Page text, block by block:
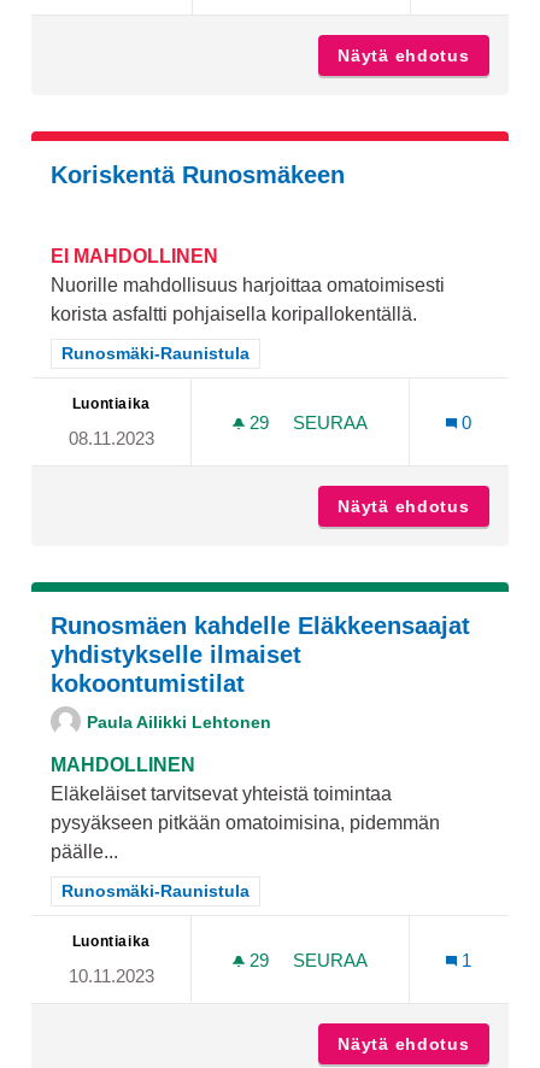
Näytä ehdotus
Koriskentä Runosmäkeen
EI MAHDOLLINEN
Nuorille mahdollisuus harjoittaa omatoimisesti
korista asfaltti pohjaisella koripallokentällä.
Rajaa tulokset teeman mukaan: Runosmäki-Raunistula
Runosmäki-Raunistula
Luontiaika
08.11.2023
29 29 SEURAAJAA
SEURAA
0
Näytä ehdotus
Runosmäen kahdelle Eläkkeensaajat
yhdistykselle ilmaiset
kokoontumistilat
Paula Ailikki Lehtonen
MAHDOLLINEN
Eläkeläiset tarvitsevat yhteistä toimintaa
pysyäkseen pitkään omatoimisina, pidemmän
päälle...
Rajaa tulokset teeman mukaan: Runosmäki-Raunistula
Runosmäki-Raunistula
Luontiaika
10.11.2023
29 29 SEURAAJAA
SEURAA
1
Näytä ehdotus